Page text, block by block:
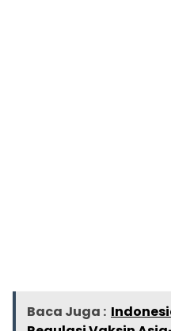
Baca Juga :